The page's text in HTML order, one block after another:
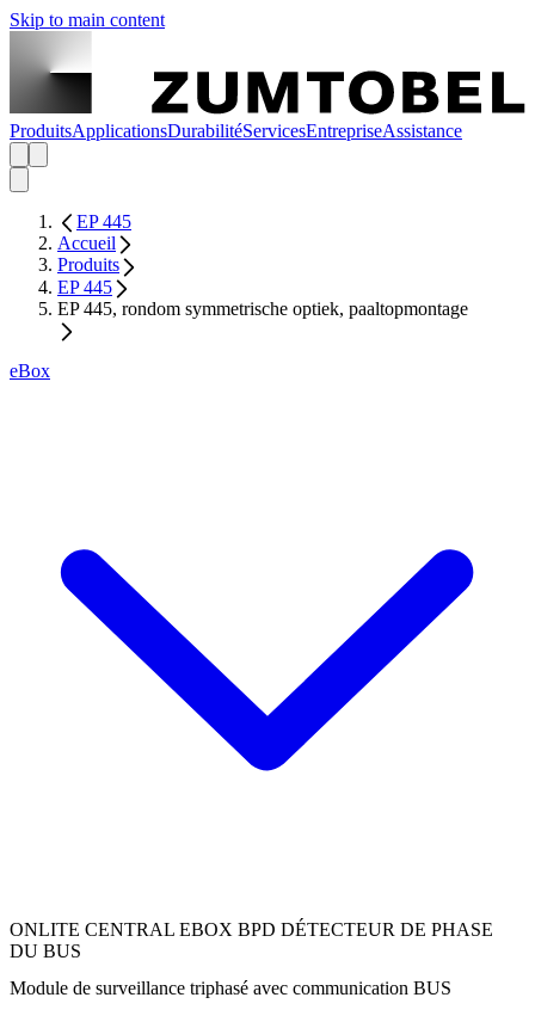
Skip to main content
ProduitsApplicationsDurabilitéServicesEntrepriseAssistance
EP 445
Accueil
Produits
EP 445
EP 445, rondom symmetrische optiek, paaltopmontage
eBox
ONLITE CENTRAL EBOX BPD DÉTECTEUR DE PHASE
DU BUS
Module de surveillance triphasé avec communication BUS